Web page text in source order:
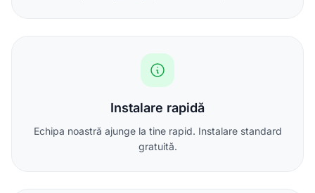
Instalare rapidă
Echipa noastră ajunge la tine rapid. Instalare standard
gratuită.